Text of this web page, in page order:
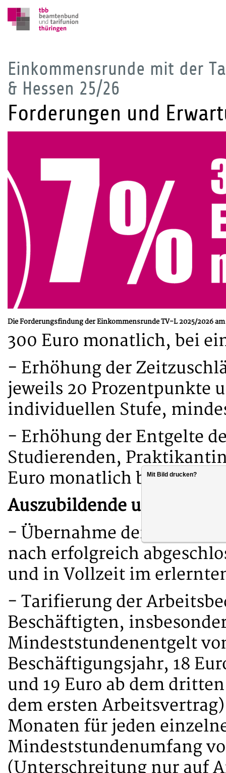
Einkommensrunde mit der
& Hessen 25/26
Forderungen und
Die Forderungsfindung der Einkommensrunde TV-L 2025/2026
300 Euro monatlich, bei
- Erhöhung der
jeweils 20 Prozentpunkte
individuellen Stufe,
- Erhöhung der Entgelte
Studierenden,
Euro monatlich bei einer
Auszubildende und
- Übernahme der
nach erfolgreich
und in Vollzeit im
- Tarifierung der
Beschäftigten,
Mindeststundenentgelt
Beschäftigungsjahr, 18
und 19 Euro ab dem
dem ersten
Monaten für jeden
Mindeststundenumfang
(Unterschreitung nur auf
Mit Bild drucken?